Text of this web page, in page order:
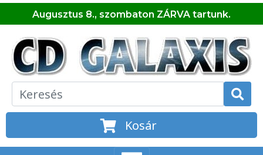
Augusztus 8., szombaton ZÁRVA tartunk.
Kosár